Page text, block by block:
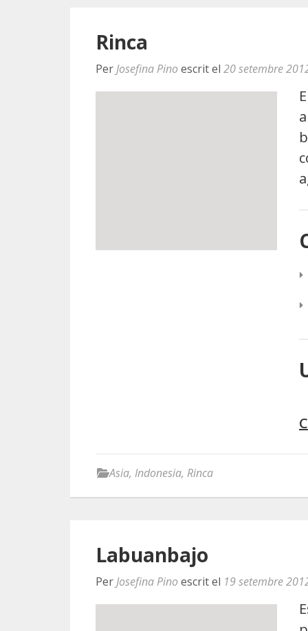
Rinca
Per Josefina Pino escrit el 20 setembre
Asia, Indonesia, Rinca
Labuanbajo
Per Josefina Pino escrit el 19 setembre